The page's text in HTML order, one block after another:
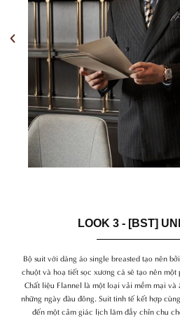
Previous
LOOK 3 - [BST]
Bộ suit với dáng áo single breasted tạo nên
chuột và hoạ tiết sọc xương cá sẽ tạo nên
Chất liệu Flannel là một loại vải mềm mại
những ngày đàu đông. Suit tinh tế kết hợp
đến một cảm giác lịch lãm đầy chỉn chu